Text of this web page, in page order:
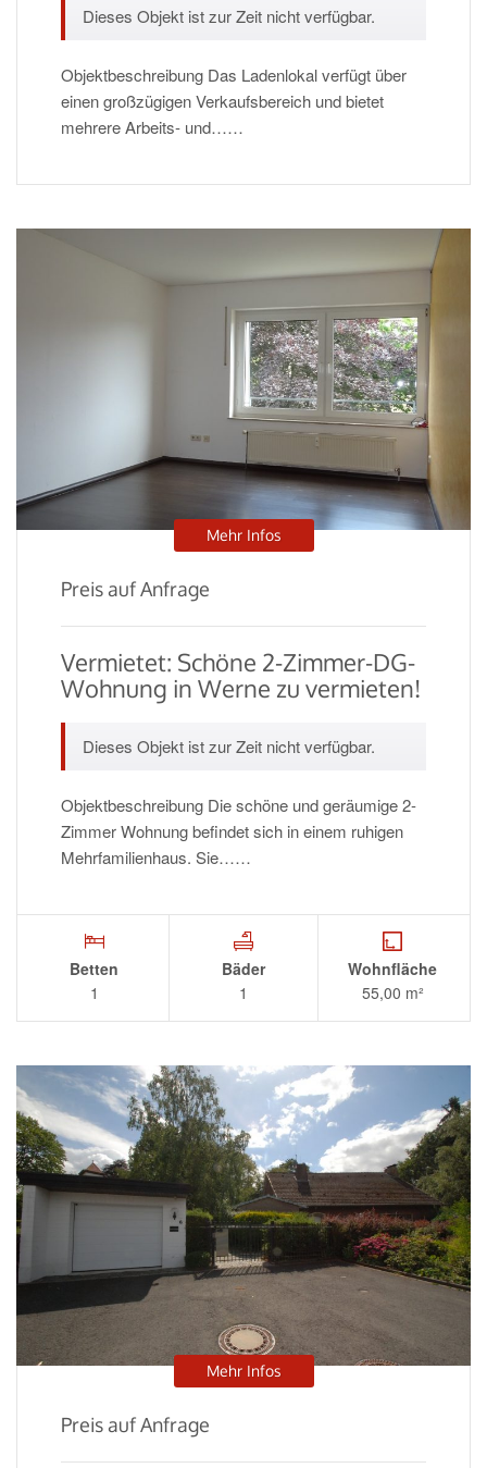
Dieses Objekt ist zur Zeit nicht verfügbar.
Objektbeschreibung Das Ladenlokal verfügt über
einen großzügigen Verkaufsbereich und bietet
mehrere Arbeits- und……
Mehr Infos
Preis auf Anfrage
Vermietet: Schöne 2-Zimmer-DG-
Wohnung in Werne zu vermieten!
Dieses Objekt ist zur Zeit nicht verfügbar.
Objektbeschreibung Die schöne und geräumige 2-
Zimmer Wohnung befindet sich in einem ruhigen
Mehrfamilienhaus. Sie……
Betten
1
Bäder
1
Wohnfläche
55,00 m²
Mehr Infos
Preis auf Anfrage